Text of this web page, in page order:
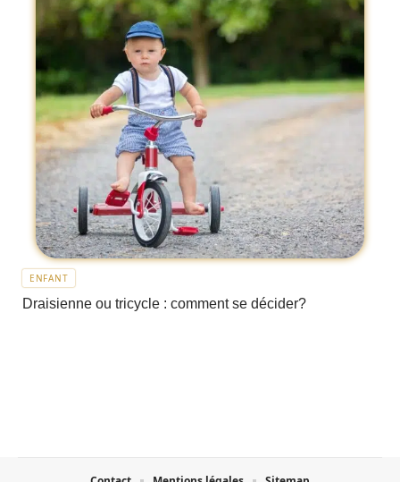
ENFANT
Draisienne ou tricycle : comment se décider?